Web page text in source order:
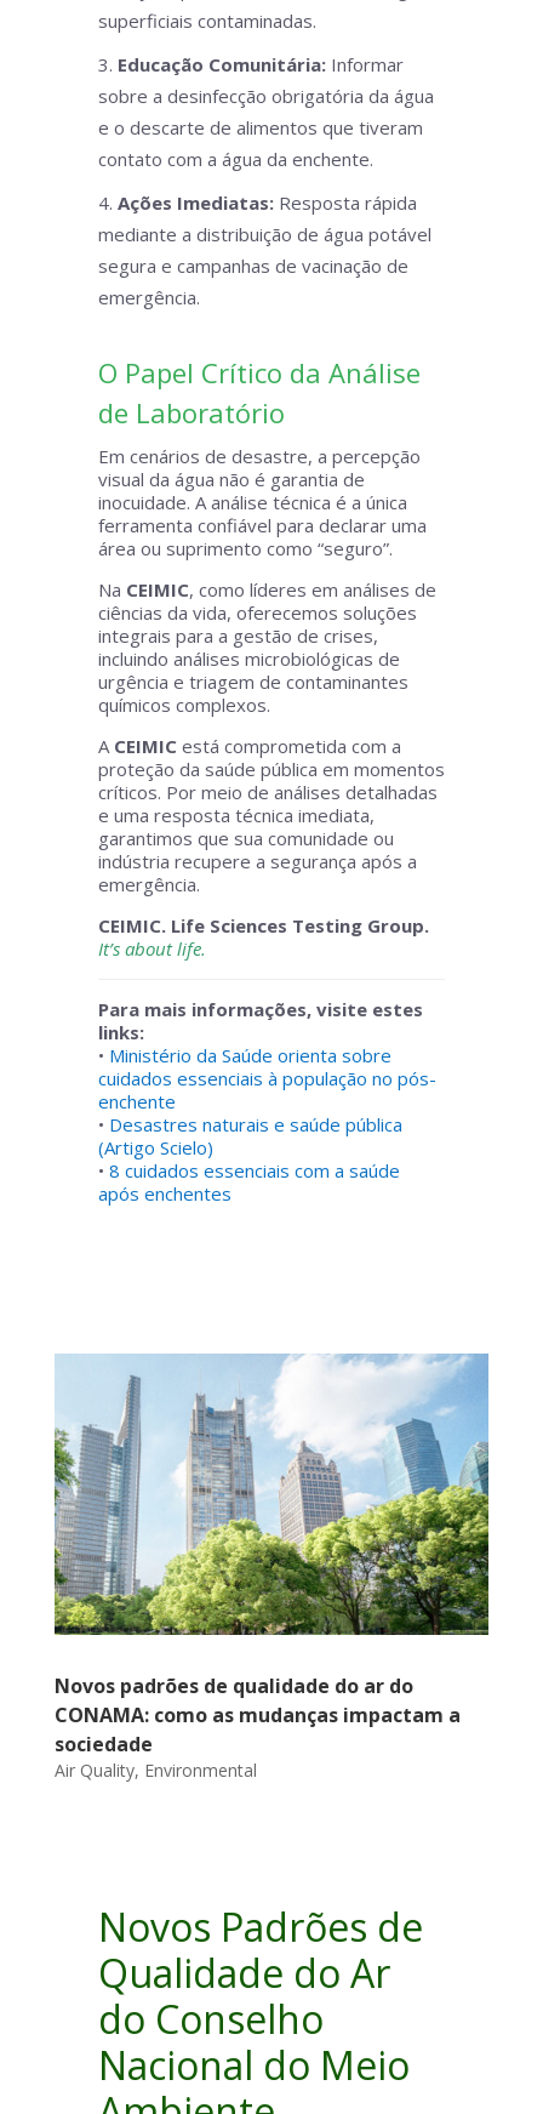
superficiais contaminadas.
Educação Comunitária:Informar
sobre a desinfecção obrigatória da água
e o descarte de alimentos que tiveram
contato com a água da enchente.
Ações Imediatas:Resposta rápida
mediante a distribuição de água potável
segura e campanhas de vacinação de
emergência.
O Papel Crítico da Análise
de Laboratório
Em cenários de desastre, a percepção
visual da água não é garantia de
inocuidade. A análise técnica é a única
ferramenta confiável para declarar uma
área ou suprimento como “seguro”.
Na CEIMIC, como líderes em análises de
ciências da vida, oferecemos soluções
integrais para a gestão de crises,
incluindo análises microbiológicas de
urgência e triagem de contaminantes
químicos complexos.
A CEIMIC está comprometida com a
proteção da saúde pública em momentos
críticos. Por meio de análises detalhadas
e uma resposta técnica imediata,
garantimos que sua comunidade ou
indústria recupere a segurança após a
emergência.
CEIMIC. Life Sciences Testing Group.
It’s about life.
Para mais informações, visite estes
links:
• Ministério da Saúde orienta sobre
cuidados essenciais à população no pós-
enchente
• Desastres naturais e saúde pública
(Artigo Scielo)
• 8 cuidados essenciais com a saúde
após enchentes
Novos padrões de qualidade do ar do
CONAMA: como as mudanças impactam a
sociedade
Air Quality, Environmental
Novos Padrões de
Qualidade do Ar
do Conselho
Nacional do Meio